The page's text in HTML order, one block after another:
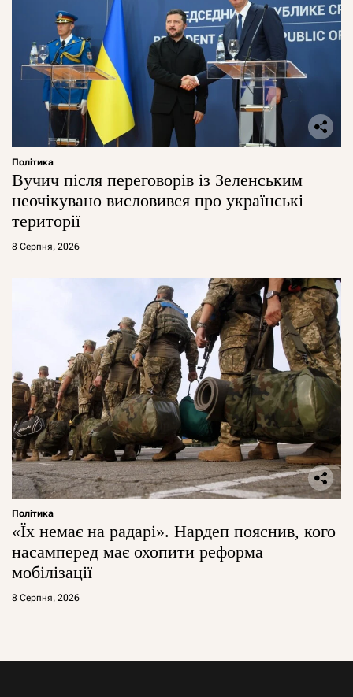
Політика
Вучич після переговорів із Зеленським
неочікувано висловився про українські
території
8 Серпня, 2026
Політика
«Їх немає на радарі». Нардеп пояснив, кого
насамперед має охопити реформа
мобілізації
8 Серпня, 2026